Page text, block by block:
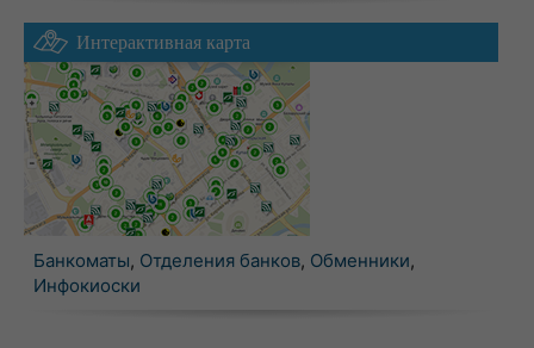
Интерактивная карта
Банкоматы, Отделения банков, Обменники,
Инфокиоски